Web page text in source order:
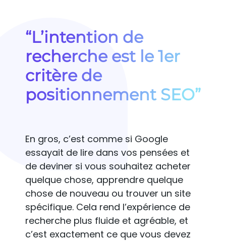
“L’intention de
recherche est le 1er
critère de
positionnement SEO”
En gros, c’est comme si Google
essayait de lire dans vos pensées et
de deviner si vous souhaitez acheter
quelque chose, apprendre quelque
chose de nouveau ou trouver un site
spécifique. Cela rend l’expérience de
recherche plus fluide et agréable, et
c’est exactement ce que vous devez